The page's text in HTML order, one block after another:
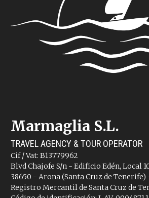
Marmaglia S.L.
TRAVEL AGENCY & TOUR OPERATOR
Cif / Vat: B13779962
Blvd Chajofe S/n - Edificio Edén, Local
38650 - Arona (Santa Cruz de Tenerife)
Registro Mercantil de Santa Cruz de